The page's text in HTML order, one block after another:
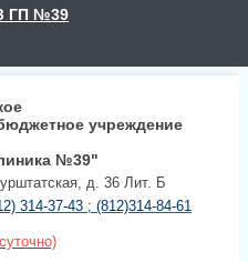
учреждение
№39"
д. 36 Лит. Б
314-37-43 ; (812)314-84-61
ГП №39